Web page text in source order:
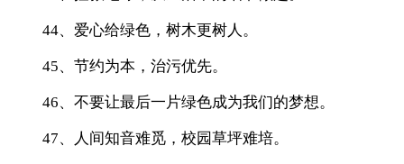
44、爱心给绿色，树木更树人。
45、节约为本，治污优先。
46、不要让最后一片绿色成为我们的梦想。
47、人间知音难觅，校园草坪难培。